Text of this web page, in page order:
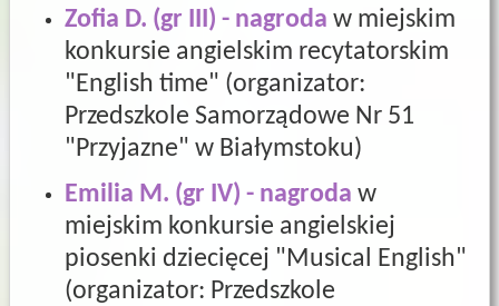
Zofia D. (gr III) - nagroda w miejskim
konkursie angielskim recytatorskim
"English time" (organizator:
Przedszkole Samorządowe Nr 51
"Przyjazne" w Białymstoku)
Emilia M. (gr IV) - nagroda w
miejskim konkursie angielskiej
piosenki dziecięcej "Musical English"
(organizator: Przedszkole